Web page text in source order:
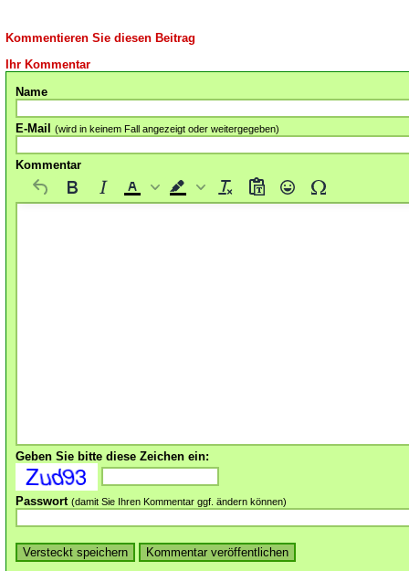
Kommentieren Sie diesen Beitrag
Ihr Kommentar
Name
E-Mail (wird in keinem Fall angezeigt oder weitergegeben)
Kommentar
Geben Sie bitte diese Zeichen ein:
Passwort (damit Sie Ihren Kommentar ggf. ändern können)